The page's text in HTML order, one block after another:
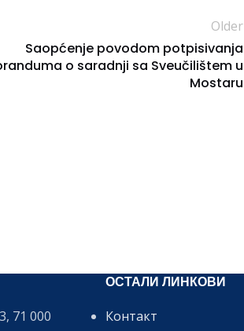
Older
Saopćenje povodom potpisivanja
o saradnji sa Sveučilištem u
Mostaru
71 000
ОСТАЛИ ЛИНКОВИ
Контакт